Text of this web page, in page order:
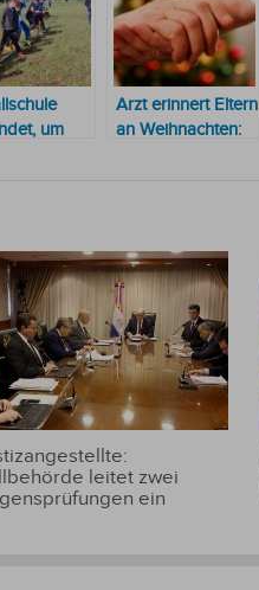
um
Arzt erinnert Eltern
an Weihnachten:
leitet zwei
ein